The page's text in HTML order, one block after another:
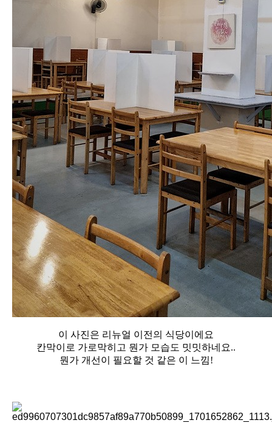
이 사진은 리뉴얼 이전의 식당이에요
칸막이로 가로막히고 뭔가 모습도 밋밋하네요..
뭔가 개선이 필요할 것 같은 이 느낌!